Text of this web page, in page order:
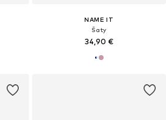
NAME IT
Šaty
34,90 €